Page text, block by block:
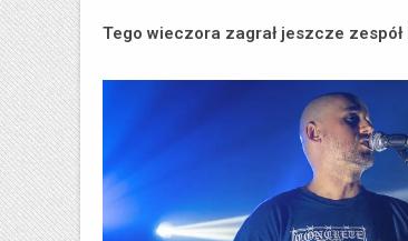
Tego wieczora zagrał jeszcze